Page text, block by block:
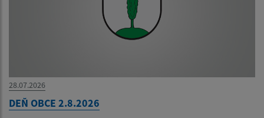
28.07.2026
DEŇ OBCE 2.8.2026